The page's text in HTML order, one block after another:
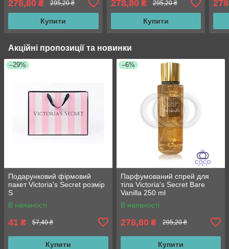
278,80 ₴ 295,20 ₴
Купити
278,80₴ 295,20 ₴
Купити
Акційні пропозиції та новинки
–29%
Подарунковий фірмовий
пакет Victoria's Secret розмір
S
В наявності
41 ₴ 57,40 ₴
Купити
–6%
Парфумований спрей для
тіла Victoria's Secret Bare
Vanilla 250 ml
В наявності
278,80 ₴ 295,20 ₴
Купити